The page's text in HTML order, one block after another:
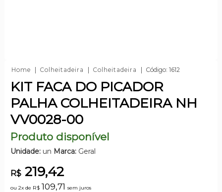
Home Colheitadeira Colheitadeira Código: 1612
KIT FACA DO PICADOR
PALHA COLHEITADEIRA NH
VV0028-00
Produto disponível
Unidade:un Marca:Geral
R$219,42
ou 2x de R$109,71 sem juros